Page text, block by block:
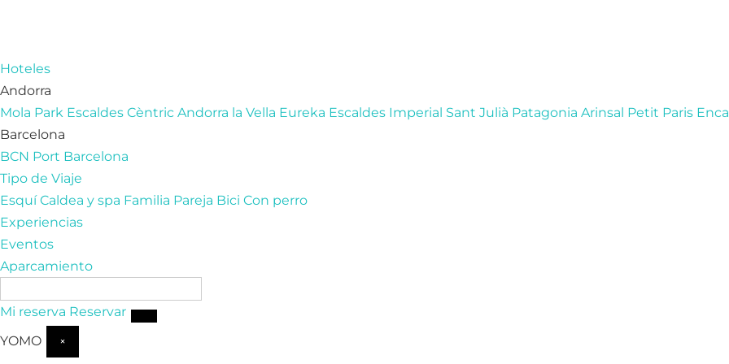
Hoteles
Andorra
Mola Park Escaldes Cèntric Andorra la Vella Eureka Escaldes Imperial Sant Julià Patagonia Arinsal Petit Paris
Barcelona
BCN Port Barcelona
Tipo de Viaje
Esquí Caldea y spa Familia Pareja Bici Con perro
Experiencias
Eventos
Aparcamiento
Mi reserva Reservar
YOMO
×